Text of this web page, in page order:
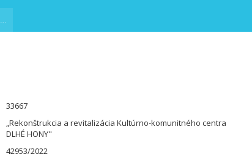
Ponuky a žiadosti
33667
„Rekonštrukcia a revitalizácia Kultúrno-komunitného centra
DLHÉ HONY"
42953/2022